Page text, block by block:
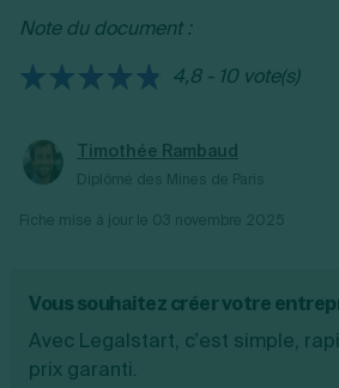
Note du document :
4,8 - 10 vote(s)
Timothée Rambaud
Vous souhaitez créer votre
Avec Legalstart, c'est simple,
prix garanti.